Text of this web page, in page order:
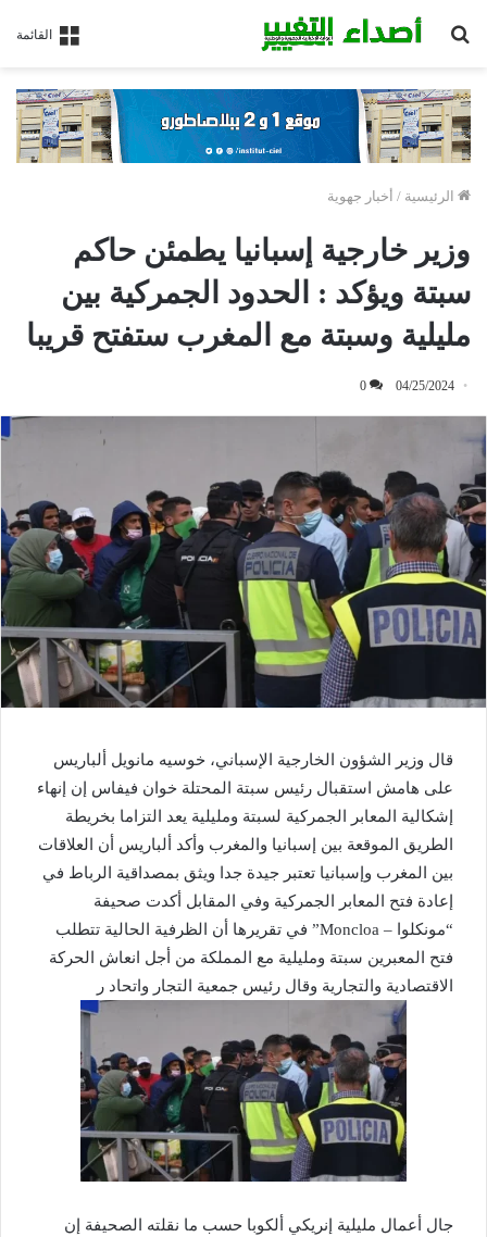
القائمة
الرئيسية / أخبار جهوية
وزير خارجية إسبانيا يطمئن حاكم
سبتة ويؤكد : الحدود الجمركية بين
مليلية وسبتة مع المغرب ستفتح قريبا
04/25/2024
0
قال وزير الشؤون الخارجية الإسباني، خوسيه مانويل ألباريس
على هامش استقبال رئيس سبتة المحتلة خوان فيفاس إن إنهاء
إشكالية المعابر الجمركية لسبتة ومليلية يعد التزاما بخريطة
الطريق الموقعة بين إسبانيا والمغرب وأكد ألباريس أن العلاقات
بين المغرب وإسبانيا تعتبر جيدة جدا ويثق بمصداقية الرباط في
إعادة فتح المعابر الجمركية وفي المقابل أكدت صحيفة
“مونكلوا – Moncloa” في تقريرها أن الظرفية الحالية تتطلب
فتح المعبرين سبتة ومليلية مع المملكة من أجل انعاش الحركة
الاقتصادية والتجارية وقال رئيس جمعية التجار واتحاد ر
جال أعمال مليلية إنريكي ألكوبا حسب ما نقلته الصحيفة إن